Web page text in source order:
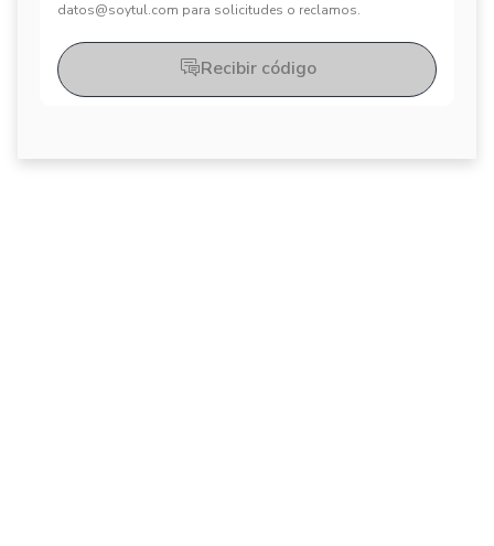
datos@soytul.com para solicitudes o reclamos.
Recibir código